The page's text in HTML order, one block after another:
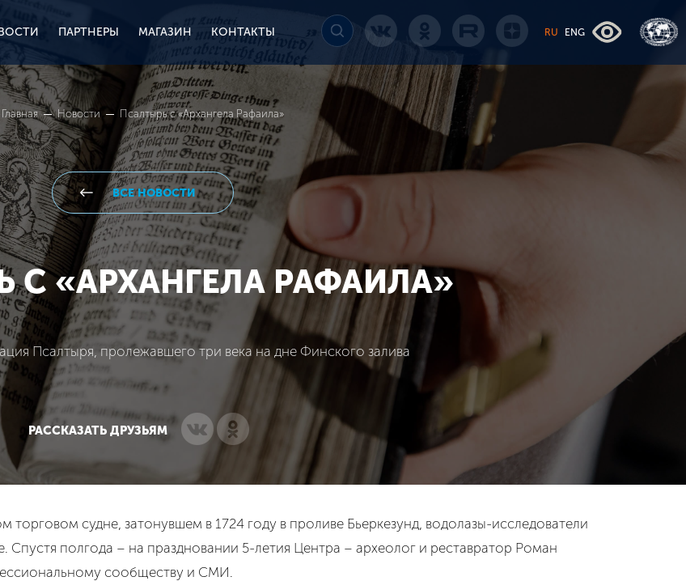
ПАРТНЕРЫ МАГАЗИН КОНТАКТЫ RU ENG
Главная Новости Псалтырь с «Архангела Рафаила»
ВСЕ НОВОСТИ
С «АРХАНГЕЛА РАФАИЛА»
Псалтыря, пролежавшего три века на дне Финского залива
РАССКАЗАТЬ ДРУЗЬЯМ
судне, затонувшем в 1724 году в проливе Бьеркезунд, водолазы-исследователи
полгода – на праздновании 5-летия Центра – археолог и реставратор Роман
сообществу и СМИ.